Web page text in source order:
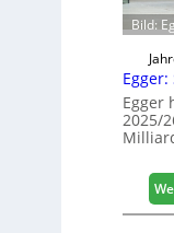
Bild:
Egger
2025/